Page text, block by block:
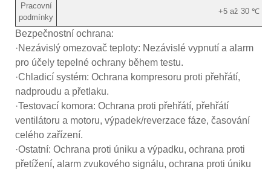
Pracovní
podmínky
+5 až 30 ℃
Bezpečnostní ochrana:
·Nezávislý omezovač teploty: Nezávislé vypnutí a alarm
pro účely tepelné ochrany během testu.
·Chladicí systém: Ochrana kompresoru proti přehřátí,
nadproudu a přetlaku.
·Testovací komora: Ochrana proti přehřátí, přehřátí
ventilátoru a motoru, výpadek/reverzace fáze, časování
celého zařízení.
·Ostatní: Ochrana proti úniku a výpadku, ochrana proti
přetížení, alarm zvukového signálu, ochrana proti úniku